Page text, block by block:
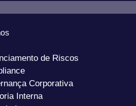
de Riscos
Corporativa
Interna